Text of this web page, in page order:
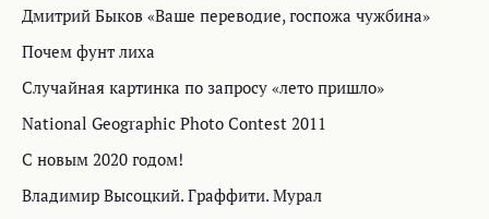
Дмитрий Быков «Ваше переводие, госпожа чужбина»
Почем фунт лиха
Случайная картинка по запросу «лето пришло»
National Geographic Photo Contest 2011
С новым 2020 годом!
Владимир Высоцкий. Граффити. Мурал